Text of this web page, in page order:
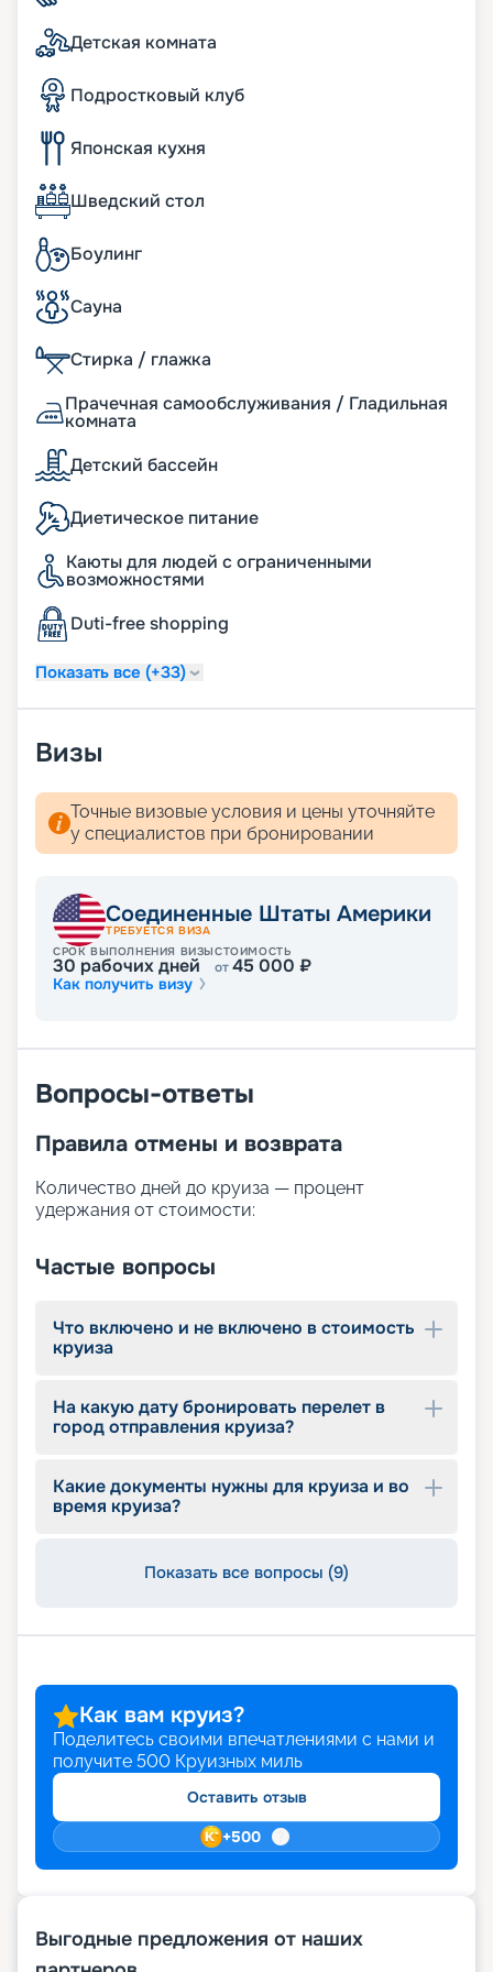
суши с собой. Предусмотрено и детское меню.
При желании вы можете заказать еду в каюту.
Детская комната
Подростковый клуб
Японская кухня
Шведский стол
Боулинг
Сауна
Стирка / глажка
Прачечная самообслуживания / Гладильная
комната
Детский бассейн
Диетическое питание
Каюты для людей с ограниченными
возможностями
Duti-free shopping
Показать все (+33)
Визы
Точные визовые условия и цены уточняйте
у специалистов при бронировании
Соединенные Штаты Америки
ТРЕБУЕТСЯ ВИЗА
СРОК ВЫПОЛНЕНИЯ ВИЗЫ
30 рабочих дней
СТОИМОСТЬ
от45 000 ₽
Как получить визу
Вопросы-ответы
Правила отмены и возврата
Количество дней до круиза — процент
удержания от стоимости:
Частые вопросы
Что включено и не включено в стоимость
круиза
На какую дату бронировать перелет в
город отправления круиза?
Какие документы нужны для круиза и во
время круиза?
Показать все вопросы (9)
Как вам круиз?
Поделитесь своими впечатлениями с нами и
получите 500 Круизных миль
Оставить отзыв
+500
Выгодные предложения от наших